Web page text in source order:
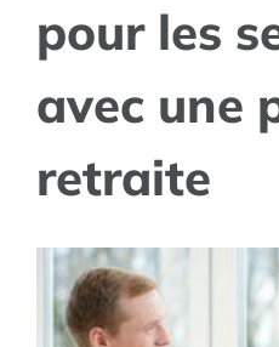
pour les
avec une
retraite
Larger